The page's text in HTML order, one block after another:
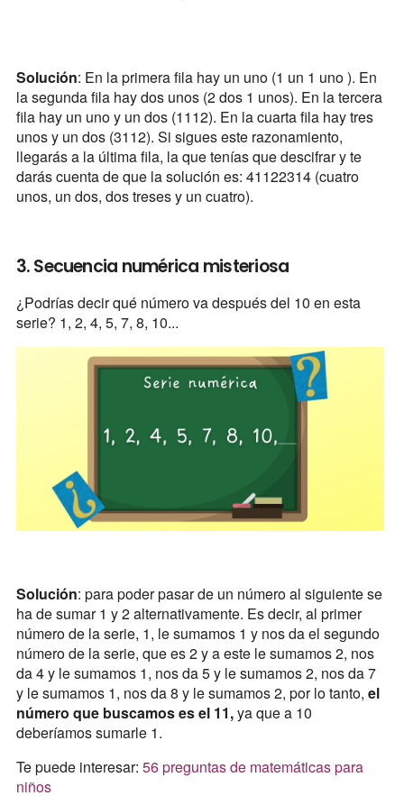
Solución: En la primera fila hay un uno (1 un 1 uno ). En
la segunda fila hay dos unos (2 dos 1 unos). En la tercera
fila hay un uno y un dos (1112). En la cuarta fila hay tres
unos y un dos (3112). Si sigues este razonamiento,
llegarás a la última fila, la que tenías que descifrar y te
darás cuenta de que la solución es: 41122314 (cuatro
unos, un dos, dos treses y un cuatro).
3. Secuencia numérica misteriosa
¿Podrías decir qué número va después del 10 en esta
serie? 1, 2, 4, 5, 7, 8, 10...
Solución: para poder pasar de un número al siguiente se
ha de sumar 1 y 2 alternativamente. Es decir, al primer
número de la serie, 1, le sumamos 1 y nos da el segundo
número de la serie, que es 2 y a este le sumamos 2, nos
da 4 y le sumamos 1, nos da 5 y le sumamos 2, nos da 7
y le sumamos 1, nos da 8 y le sumamos 2, por lo tanto, el
número que buscamos es el 11,ya que a 10
deberíamos sumarle 1.
Te puede interesar: 56 preguntas de matemáticas para
niños